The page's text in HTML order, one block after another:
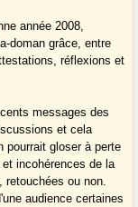
année 2008,
doman grâce, entre
réflexions et
messages des
et cela
pourrait gloser à perte
incohérences de la
retouchées ou non.
audience certaines